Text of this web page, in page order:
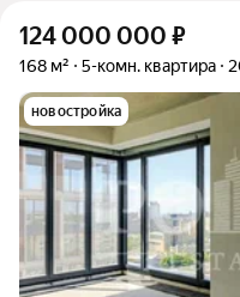
124 000 000 ₽
168 м² 5-комн. квартира
новостройка